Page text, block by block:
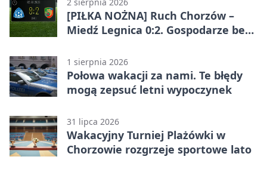
2 sierpnia 2026
[PIŁKA NOŻNA] Ruch Chorzów –
Miedź Legnica 0:2. Gospodarze bez
1 sierpnia 2026
Połowa wakacji za nami. Te błędy
mogą zepsuć letni wypoczynek
31 lipca 2026
Wakacyjny Turniej Plażówki w
Chorzowie rozgrzeje sportowe lato